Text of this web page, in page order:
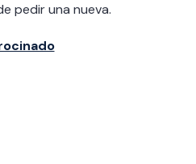
pedir una nueva.